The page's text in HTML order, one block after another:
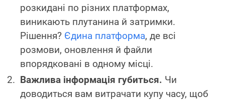
розкидані по різних платформах,
виникають плутанина й затримки.
Рішення? Єдина платформа, де всі
розмови, оновлення й файли
впорядковані в одному місці.
Важлива інформація губиться. Чи
доводиться вам витрачати купу часу, щоб